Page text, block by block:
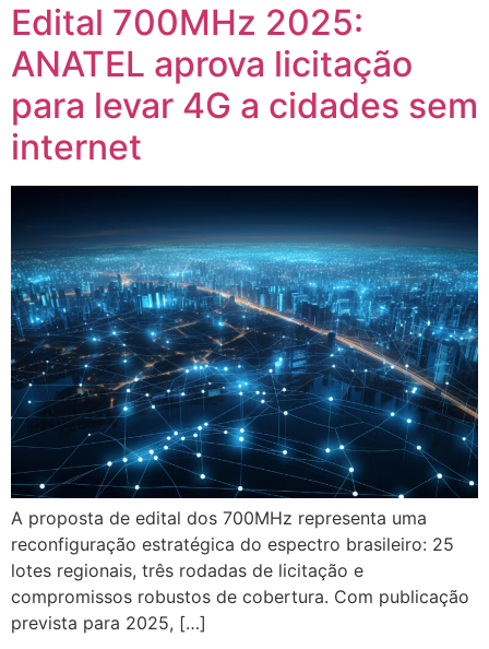
Edital 700MHz 2025:
ANATEL aprova licitação
para levar 4G a cidades sem
internet
A proposta de edital dos 700MHz representa uma
reconfiguração estratégica do espectro brasileiro: 25
lotes regionais, três rodadas de licitação e
compromissos robustos de cobertura. Com publicação
prevista para 2025, […]